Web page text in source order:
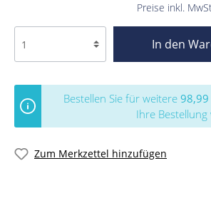
Preise inkl.
In den
Bestellen Sie für weitere
Ihre
Zum Merkzettel hinzufügen